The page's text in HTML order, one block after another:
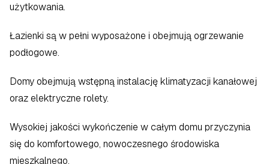
użytkowania.
Łazienki są w pełni wyposażone i obejmują ogrzewanie
podłogowe.
Domy obejmują wstępną instalację klimatyzacji kanałowej
oraz elektryczne rolety.
Wysokiej jakości wykończenie w całym domu przyczynia
się do komfortowego, nowoczesnego środowiska
mieszkalnego.